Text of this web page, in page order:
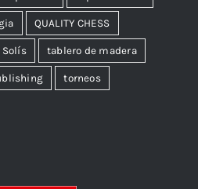
QUALITY CHESS
Solís tablero de madera
torneos